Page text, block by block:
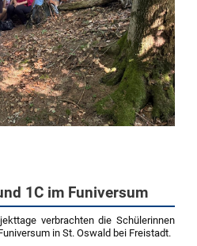
1C im Funiversum
verbrachten die Schülerinnen
in St. Oswald bei Freistadt.